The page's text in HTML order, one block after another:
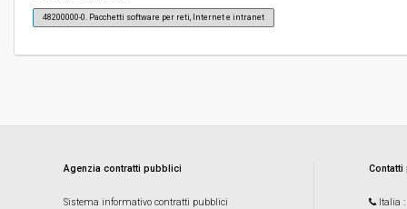
48200000-0. Pacchetti software per reti, Internet e intranet
Agenzia contratti pubblici
Sistema informativo contratti pubblici
Italia